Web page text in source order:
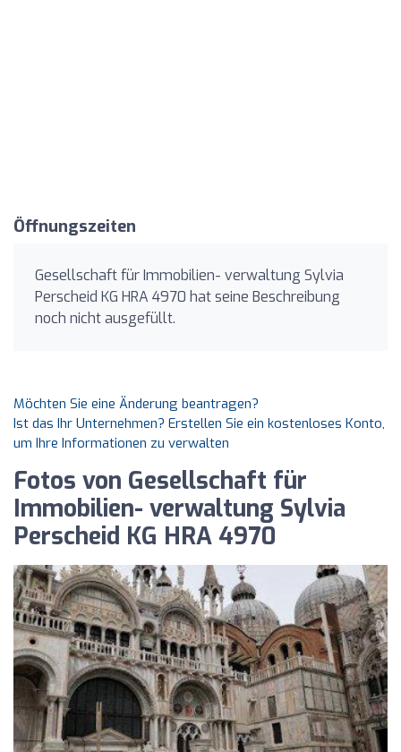
Öffnungszeiten
Gesellschaft für Immobilien- verwaltung Sylvia
Perscheid KG HRA 4970 hat seine Beschreibung
noch nicht ausgefüllt.
Möchten Sie eine Änderung beantragen?
Ist das Ihr Unternehmen? Erstellen Sie ein kostenloses Konto,
um Ihre Informationen zu verwalten
Fotos von Gesellschaft für
Immobilien- verwaltung Sylvia
Perscheid KG HRA 4970